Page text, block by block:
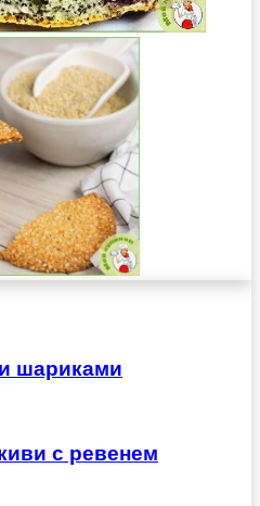
шариками
с ревенем